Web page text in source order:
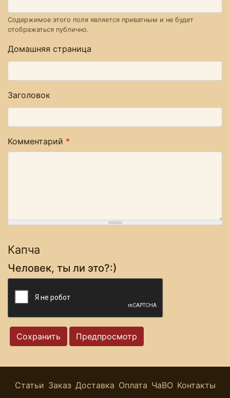
Содержимое этого поля является приватным и не будет
отображаться публично.
Домашняя страница
Заголовок
Комментарий *
Капча
Человек, ты ли это?:)
Статьи Заказ Доставка Оплата ЧаВО Контакты